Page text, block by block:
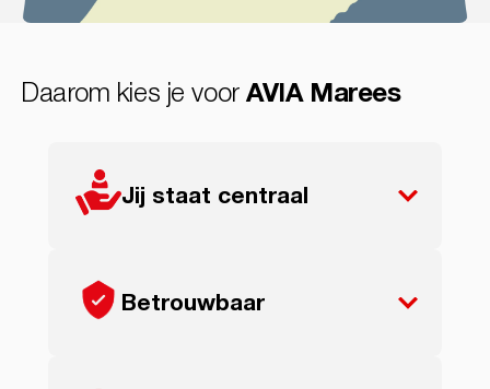
Daarom kies je voorAVIA Marees
Jij staat centraal
Betrouwbaar